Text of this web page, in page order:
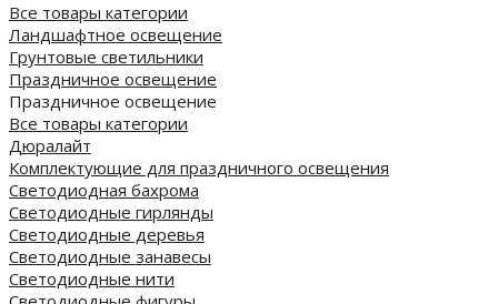
Все товары категории
Ландшафтное освещение
Грунтовые светильники
Праздничное освещение
Праздничное освещение
Все товары категории
Дюралайт
Комплектующие для праздничного освещения
Светодиодная бахрома
Светодиодные гирлянды
Светодиодные деревья
Светодиодные занавесы
Светодиодные нити